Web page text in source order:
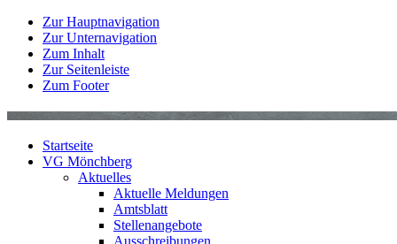
Zur Hauptnavigation
Zur Unternavigation
Zum Inhalt
Zur Seitenleiste
Zum Footer
Startseite
VG Mönchberg
Aktuelles
Aktuelle Meldungen
Amtsblatt
Stellenangebote
Ausschreibungen